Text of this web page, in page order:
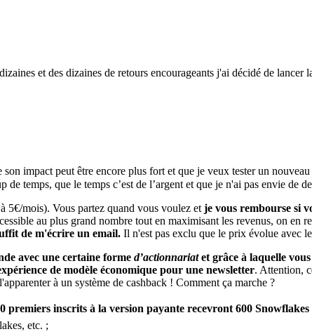
et des dizaines de retours encourageants j'ai décidé de
son impact peut être encore plus fort et que je veux tester un
temps, que le temps c’est de l’argent et que je n'ai pas envie de
5€/mois). Vous partez quand vous voulez et je vous rembourse si
au plus grand nombre tout en maximisant les revenus, on en
de m'écrire un email. Il n'est pas exclu que le prix évolue avec
avec une certaine forme d’actionnariatet grâce à laquelle
de modèle économique pour une newsletter. Attention,
à un système de cashback ! Comment ça marche ?
premiers inscrits à la version payante recevront 600 Snowflakes
etc. ;